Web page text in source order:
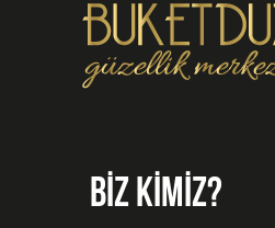
BİZ KİMİZ?